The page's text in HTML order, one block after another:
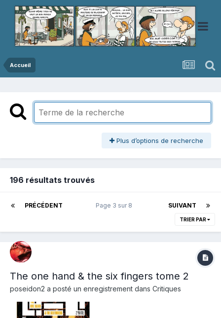
Accueil
Plus d’options de recherche
196 résultats trouvés
PRÉCÉDENT SUIVANT
Page 3 sur 8
TRIER PAR
The one hand & the six fingers tome 2
poseidon2 a posté un enregistrement dans Critiques